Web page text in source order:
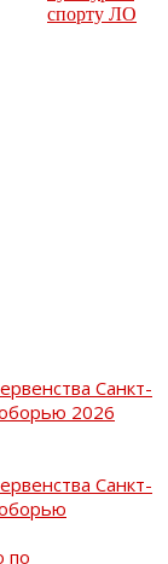
Санкт-
2026
Санкт-
по